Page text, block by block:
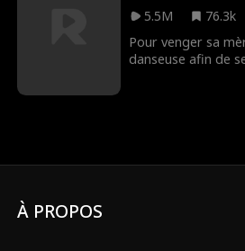
5.5M
76.3k
Pour venger sa
danseuse afin de
dans la passion de
À PROPOS